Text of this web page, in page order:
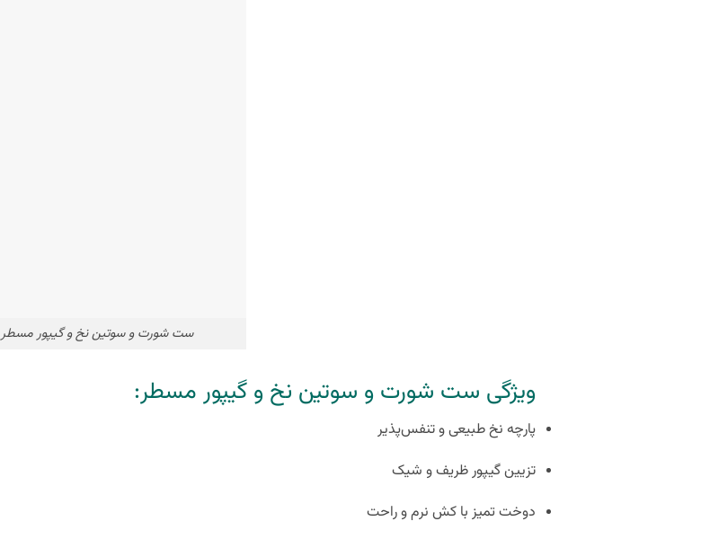
ست شورت و سوتین نخ و گیپور مسطر
ویژگی ست شورت و سوتین نخ و گیپور مسطر:
پارچه نخ طبیعی و تنفس‌پذیر
تزیین گیپور ظریف و شیک
دوخت تمیز با کش نرم و راحت